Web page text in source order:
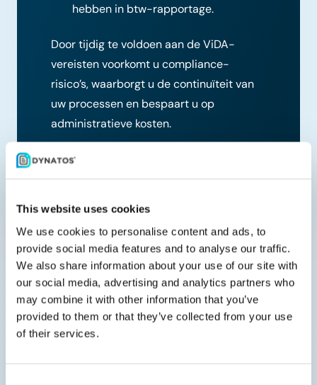
This website uses cookies
We use cookies to personalise content and ads, to
provide social media features and to analyse our traffic.
We also share information about your use of our site with
our social media, advertising and analytics partners who
may combine it with other information that you’ve
provided to them or that they’ve collected from your use
of their services.
hebben in btw-rapportage.
Door tijdig te voldoen aan de ViDA-
vereisten voorkomt u compliance-
risico’s, waarborgt u de continuïteit van
uw processen en bespaart u op
administratieve kosten.
Veelgestelde vragen